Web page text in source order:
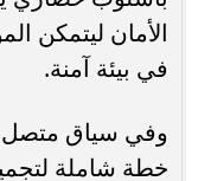
الأمان ليتمكن
في بيئة آمنة.
وفي سياق متصل،
خطة شاملة